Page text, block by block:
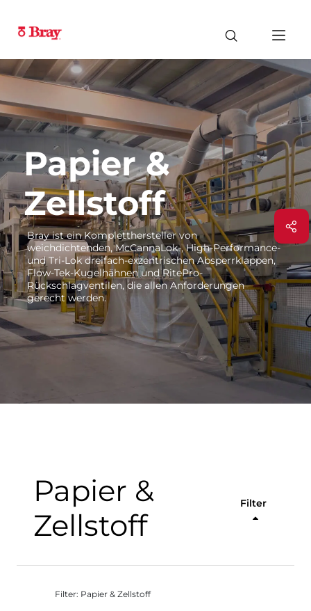
Papier &
Zellstoff
Bray ist ein Kompletthersteller von
weichdichtenden, McCannaLok-, High-Performance-
und Tri-Lok dreifach-exzentrischen Absperrklappen,
Flow-Tek-Kugelhähnen und RitePro-
Rückschlagventilen, die allen Anforderungen
gerecht werden.
Papier &
Zellstoff
Filter
Filter: Papier & Zellstoff